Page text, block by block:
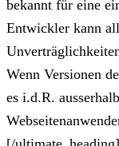
bekannt für eine
Entwickler kann
Wenn Versionen
es i.d.R.